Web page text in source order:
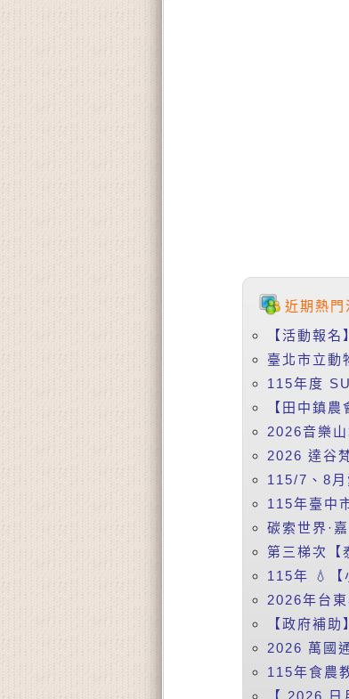
近期熱
【活動報
臺北市立動
115年度
【田中鎮
2026音樂
2026 達谷
115/7、8
115年臺中
碳索世界·
第三梯次【
115年 💧【
2026年台
【政府補
2026 萬國
115年食農
【 2026